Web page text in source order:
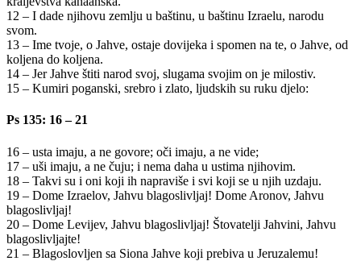
12 – I dade njihovu zemlju u baštinu, u baštinu Izraelu, narodu
svom.
13 – Ime tvoje, o Jahve, ostaje dovijeka i spomen na te, o Jahve, od
koljena do koljena.
14 – Jer Jahve štiti narod svoj, slugama svojim on je milostiv.
15 – Kumiri poganski, srebro i zlato, ljudskih su ruku djelo:
Ps 135: 16 – 21
16 – usta imaju, a ne govore; oči imaju, a ne vide;
17 – uši imaju, a ne čuju; i nema daha u ustima njihovim.
18 – Takvi su i oni koji ih napraviše i svi koji se u njih uzdaju.
19 – Dome Izraelov, Jahvu blagoslivljaj! Dome Aronov, Jahvu
blagoslivljaj!
20 – Dome Levijev, Jahvu blagoslivljaj! Štovatelji Jahvini, Jahvu
blagoslivljajte!
21 – Blagoslovljen sa Siona Jahve koji prebiva u Jeruzalemu!